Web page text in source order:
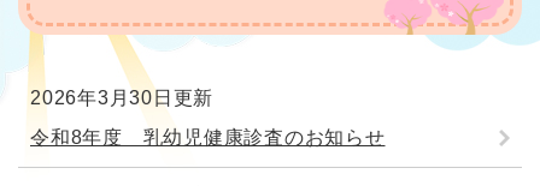
2026年3月30日更新
令和8年度 乳幼児健康診査のお知らせ